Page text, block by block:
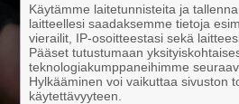
Käytämme laitetunnisteita ja
laitteellesi saadaksemme tietoja
vierailit, IP-osoitteestasi sekä
Pääset tutustumaan
teknologiakumppaneihimme
Hylkääminen voi vaikuttaa sivuston
käytettävyyteen.